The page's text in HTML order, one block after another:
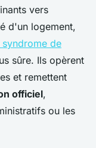
vers
d'un logement,
de
sûre. Ils opèrent
et remettent
officiel,
ou les